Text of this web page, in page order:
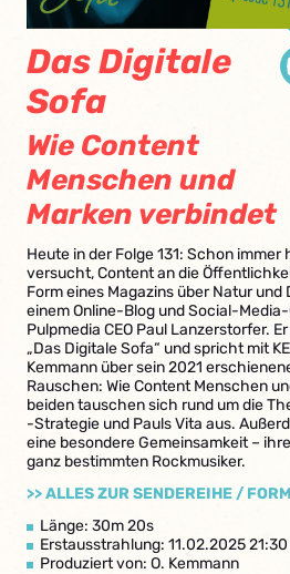
Das Digitale
Sofa
Wie Content
Menschen und
Marken verbindet
Heute in der Folge 131: Schon
versucht, Content an die
Form eines Magazins über Natur und
einem Online-Blog und Social-
Pulpmedia CEO Paul Lanzerstorfer.
„Das Digitale Sofa“ und spricht mit
Kemmann über sein 2021
Rauschen: Wie Content Menschen
beiden tauschen sich rund um die
-Strategie und Pauls Vita aus.
eine besondere Gemeinsamkeit –
ganz bestimmten Rockmusiker.
>> ALLES ZUR SENDEREIHE /
Länge: 30m 20s
Erstausstrahlung: 11.02.2025
Produziert von: O. Kemmann